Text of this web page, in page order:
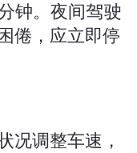
钟。夜间驾驶
倦，应立即停
况调整车速，